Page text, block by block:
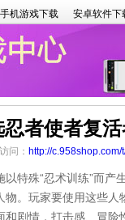
手机游戏下载 安卓软件下
者使者复
问： http://c.958shop.com/
殊“忍术训练”而产
。玩家要使用这些
剧情，打击感、冒